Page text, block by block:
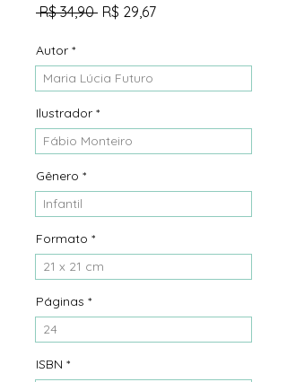
R$ 34,90 Preço
R$ 29,67Preço
Autor *
Maria Lúcia Futuro
Ilustrador *
Fábio Monteiro
Gênero *
Infantil
Formato *
21 x 21 cm
Páginas *
24
ISBN *